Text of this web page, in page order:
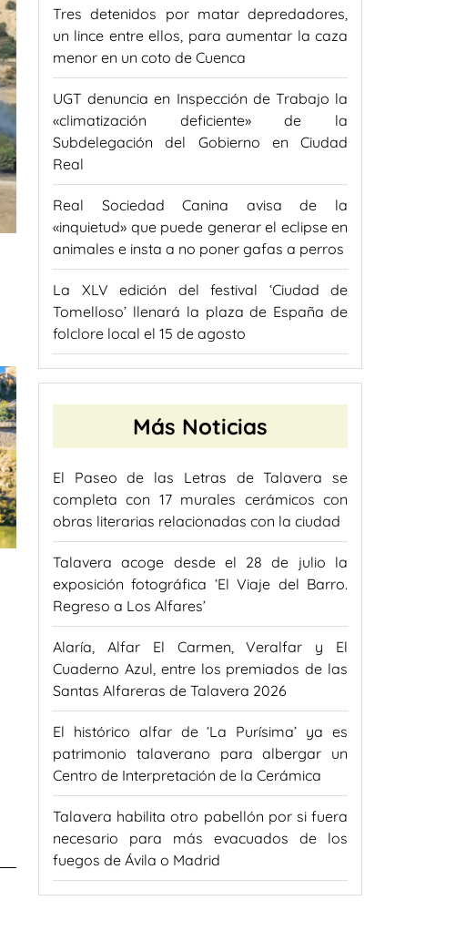
Tres detenidos por matar depredadores,
un lince entre ellos, para aumentar la caza
menor en un coto de Cuenca
UGT denuncia en Inspección de Trabajo la
«climatización deficiente» de la
Subdelegación del Gobierno en Ciudad
Real
Real Sociedad Canina avisa de la
«inquietud» que puede generar el eclipse en
animales e insta a no poner gafas a perros
La XLV edición del festival ‘Ciudad de
Tomelloso’ llenará la plaza de España de
folclore local el 15 de agosto
Más Noticias
El Paseo de las Letras de Talavera se
completa con 17 murales cerámicos con
obras literarias relacionadas con la ciudad
Talavera acoge desde el 28 de julio la
exposición fotográfica ‘El Viaje del Barro.
Regreso a Los Alfares’
Alaría, Alfar El Carmen, Veralfar y El
Cuaderno Azul, entre los premiados de las
Santas Alfareras de Talavera 2026
El histórico alfar de ‘La Purísima’ ya es
patrimonio talaverano para albergar un
Centro de Interpretación de la Cerámica
Talavera habilita otro pabellón por si fuera
necesario para más evacuados de los
fuegos de Ávila o Madrid